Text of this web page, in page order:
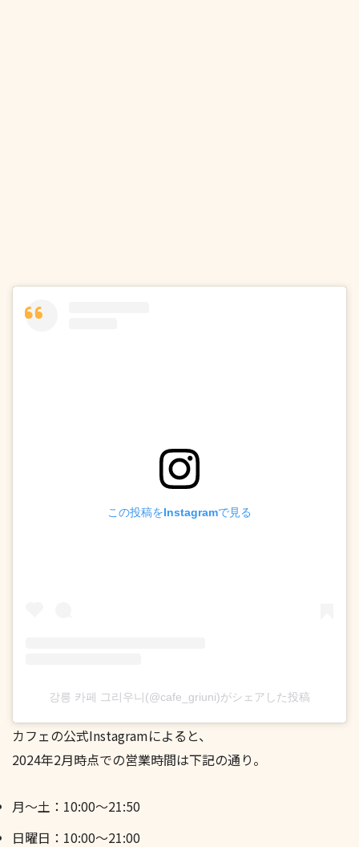
この投稿をInstagramで見る
강릉 카페 그리우니(@cafe_griuni)がシェアした投稿
カフェの公式Instagramによると、
2024年2月時点での営業時間は下記の通り。
月～土：10:00～21:50
日曜日：10:00～21:00